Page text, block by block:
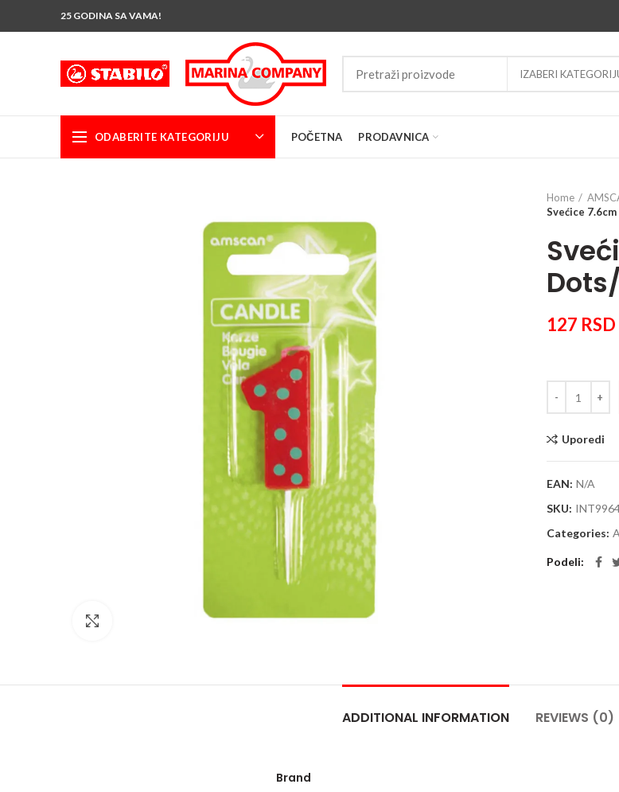
25 GODINA SA VAMA!
IZABERI
ODABERITE KATEGORIJU POČETNA PRODAVNICA
Home
Svećice
127 RSD
Uporedi
EAN: N/A
SKU:
Categories:
Podeli
ADDITIONAL INFORMATION REVIEWS (0)
Brand